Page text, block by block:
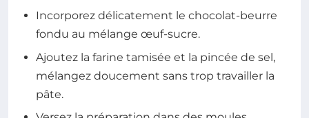
Incorporez délicatement le chocolat-beurre
fondu au mélange œuf-sucre.
Ajoutez la farine tamisée et la pincée de sel,
mélangez doucement sans trop travailler la
pâte.